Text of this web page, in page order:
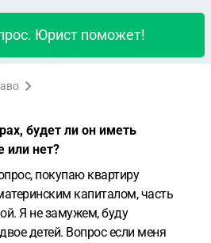
Юрист поможет!
будет ли он иметь
или нет?
покупаю квартиру
капиталом, часть
Я не замужем, буду
детей. Вопрос если меня